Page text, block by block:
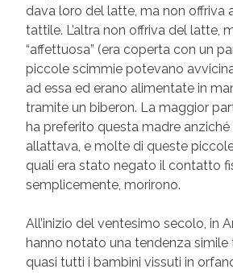
dava loro del latte, ma non offriva
tattile. L’altra non offriva del latte,
“affettuosa” (era coperta con un
piccole scimmie potevano
ad essa ed erano alimentate in
tramite un biberon. La maggior
ha preferito questa madre anziché
allattava, e molte di queste
quali era stato negato il contatto
semplicemente, morirono.
All’inizio del ventesimo secolo, in
hanno notato una tendenza simile
quasi tutti i bambini vissuti in